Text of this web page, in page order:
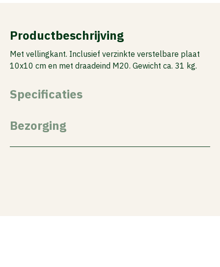
Productbeschrijving
Met vellingkant. Inclusief verzinkte verstelbare plaat
10x10 cm en met draadeind M20. Gewicht ca. 31 kg.
Specificaties
Bezorging